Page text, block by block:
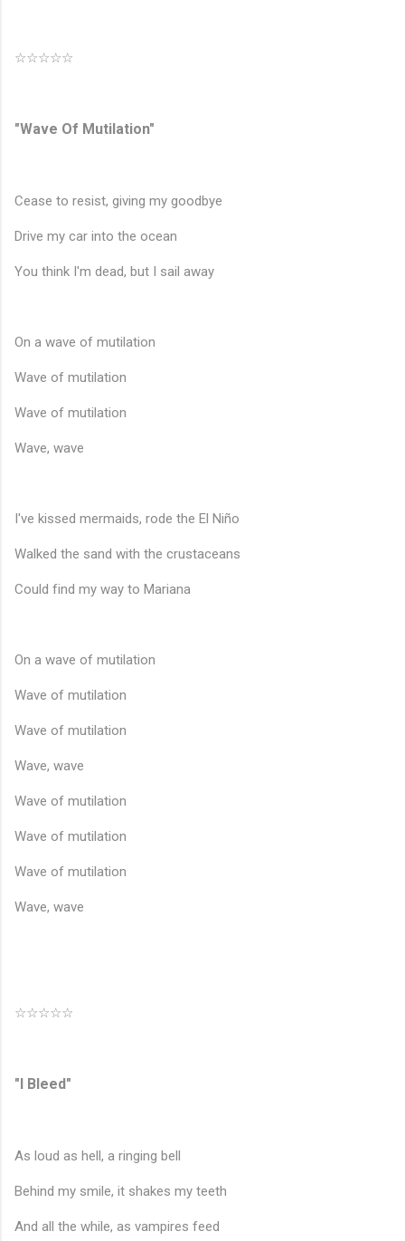
☆☆☆☆☆
"Wave Of Mutilation"
Cease to resist, giving my goodbye
Drive my car into the ocean
You think I'm dead, but I sail away
On a wave of mutilation
Wave of mutilation
Wave of mutilation
Wave, wave
I've kissed mermaids, rode the El Niño
Walked the sand with the crustaceans
Could find my way to Mariana
On a wave of mutilation
Wave of mutilation
Wave of mutilation
Wave, wave
Wave of mutilation
Wave of mutilation
Wave of mutilation
Wave, wave
☆☆☆☆☆
"I Bleed"
As loud as hell, a ringing bell
Behind my smile, it shakes my teeth
And all the while, as vampires feed